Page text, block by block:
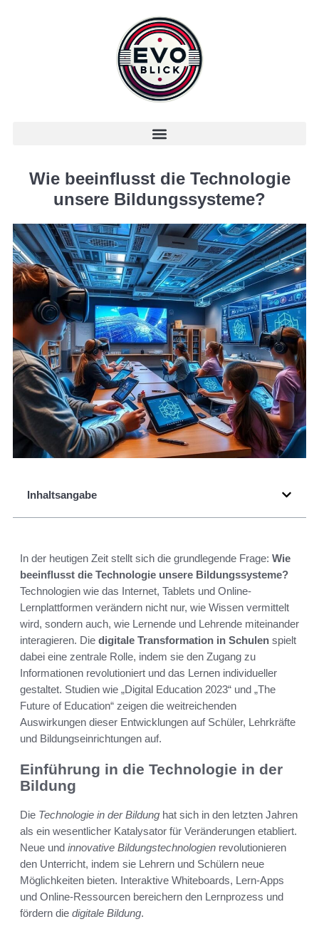
Wie beeinflusst die Technologie
unsere Bildungssysteme?
Inhaltsangabe
In der heutigen Zeit stellt sich die grundlegende Frage: Wie
beeinflusst die Technologie unsere Bildungssysteme?
Technologien wie das Internet, Tablets und Online-
Lernplattformen verändern nicht nur, wie Wissen vermittelt
wird, sondern auch, wie Lernende und Lehrende miteinander
interagieren. Die digitale Transformation in Schulen spielt
dabei eine zentrale Rolle, indem sie den Zugang zu
Informationen revolutioniert und das Lernen individueller
gestaltet. Studien wie „Digital Education 2023“ und „The
Future of Education“ zeigen die weitreichenden
Auswirkungen dieser Entwicklungen auf Schüler, Lehrkräfte
und Bildungseinrichtungen auf.
Einführung in die Technologie in der
Bildung
Die Technologie in der Bildung hat sich in den letzten Jahren
als ein wesentlicher Katalysator für Veränderungen etabliert.
Neue und innovative Bildungstechnologien revolutionieren
den Unterricht, indem sie Lehrern und Schülern neue
Möglichkeiten bieten. Interaktive Whiteboards, Lern-Apps
und Online-Ressourcen bereichern den Lernprozess und
fördern die digitale Bildung.